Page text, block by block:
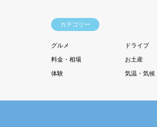
カテゴリー
グルメ ドライブ
料金・相場
お土産
体験
気温・気候